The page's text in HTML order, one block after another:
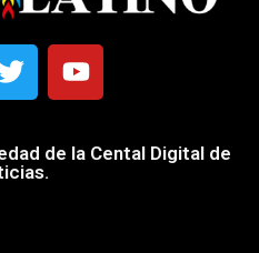
de la Cental Digital de